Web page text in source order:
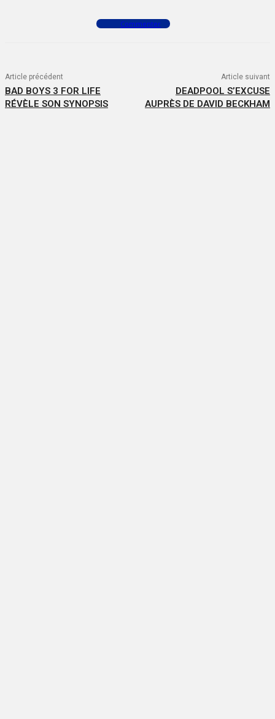
Commenter
Article précédent
BAD BOYS 3 FOR LIFE
RÉVÈLE SON SYNOPSIS
Article suivant
DEADPOOL S’EXCUSE
AUPRÈS DE DAVID BECKHAM